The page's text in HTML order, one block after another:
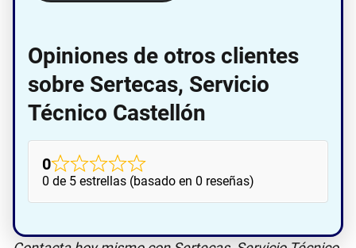
Opiniones de otros clientes
sobre Sertecas, Servicio
Técnico Castellón
0
0 de 5 estrellas (basado en 0 reseñas)